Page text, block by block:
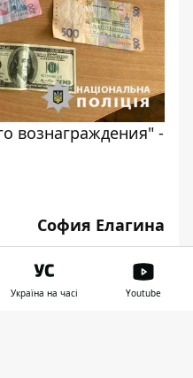
вознаграждения" -
София Елагина
Україна на часі Youtube